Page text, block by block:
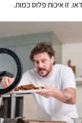
זו איכות פלוס כמות.